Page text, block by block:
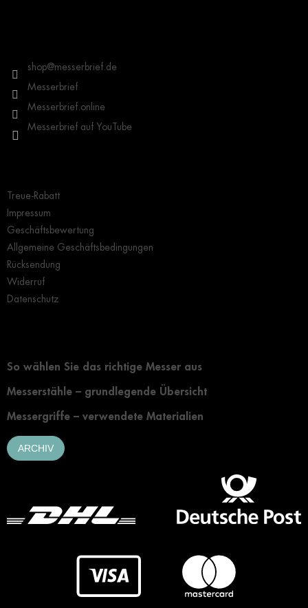
shop@messerbrief.de
Messerbrief
Messerbrief.online
Messerbrief auf YouTube
Treue-Rabatt
Impressum
Geschäftsbewertung
Allgemeine Geschäftsbedingungen
Rücksendung
Widerruf
Datenschutz
So wählen Sie das richtige Messer aus
Messerstähle – grundlegende Übersicht
Messergriffe – verwendete Materialien
ARCHIV